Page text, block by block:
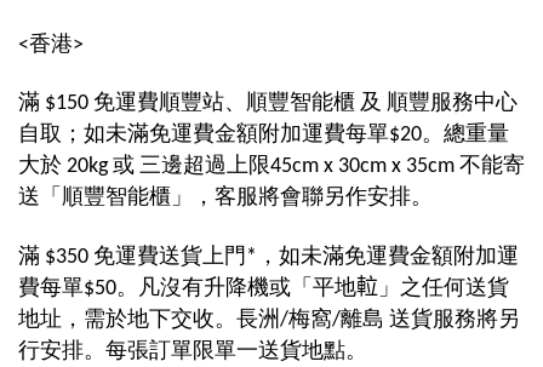
<香港>
滿 $150 免運費順豐站、順豐智能櫃 及 順豐服務中心
自取； 如未滿免運費金額附加運費每單$20。總重量
大於 20kg 或 三邊超過上限45cm x 30cm x 35cm 不能寄
送「 順豐智能櫃 」，客服將會聯另作安排。
滿 $350 免運費送貨上門* ， 如未滿免運費金額附加運
費每單$50。 凡沒有升降機或「平地𨋢」之任何送貨
地址，需於地下交收。長洲/梅窩/離島 送貨服務將另
行安排。 每張訂單限單一送貨地點。